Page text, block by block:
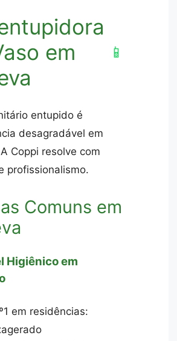
em
📱
entupido é
desagradável em
Coppi resolve com
profissionalismo.
Comuns em
Higiênico em
em residências: